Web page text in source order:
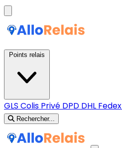
GLS Colis Privé DPD DHL Fedex
Rechercher...